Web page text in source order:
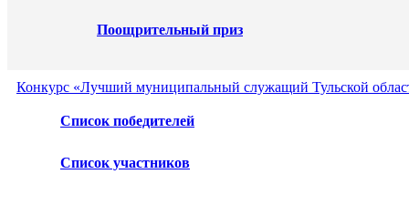
Поощрительный приз
Конкурс «Лучший муниципальный служащий Тульской
Список победителей
Список участников